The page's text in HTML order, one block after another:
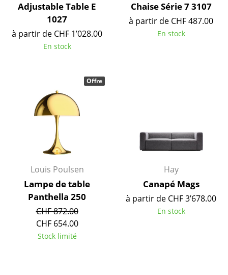
Pièces détachées
... voir toutes les tables
Étagères & Armoires
Bibliothèques
Étagères murales
Buffets & Commodes
Meubles TV
Meubles de bar
Garde-robes
Petits rangements
Adjustable Table E
1027
à partir de CHF 1’028.00
En stock
Chaise Série 7 3107
à partir de CHF 487.00
En stock
Louis Poulsen
Lampe de table
Panthella 250
CHF 872.00
CHF 654.00
Stock limité
Offre
Hay
Canapé Mags
à partir de CHF 3’678.00
En stock